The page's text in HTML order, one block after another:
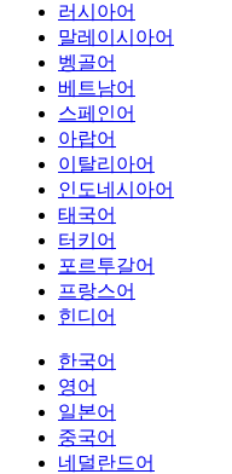
러시아어
말레이시아어
벵골어
베트남어
스페인어
아랍어
이탈리아어
인도네시아어
태국어
터키어
포르투갈어
프랑스어
힌디어
한국어
영어
일본어
중국어
네덜란드어